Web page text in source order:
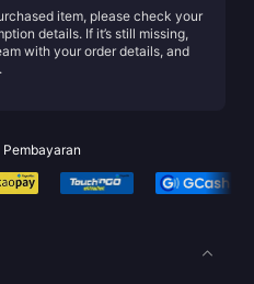
item, please check your
details. If it’s still missing,
with your order details, and